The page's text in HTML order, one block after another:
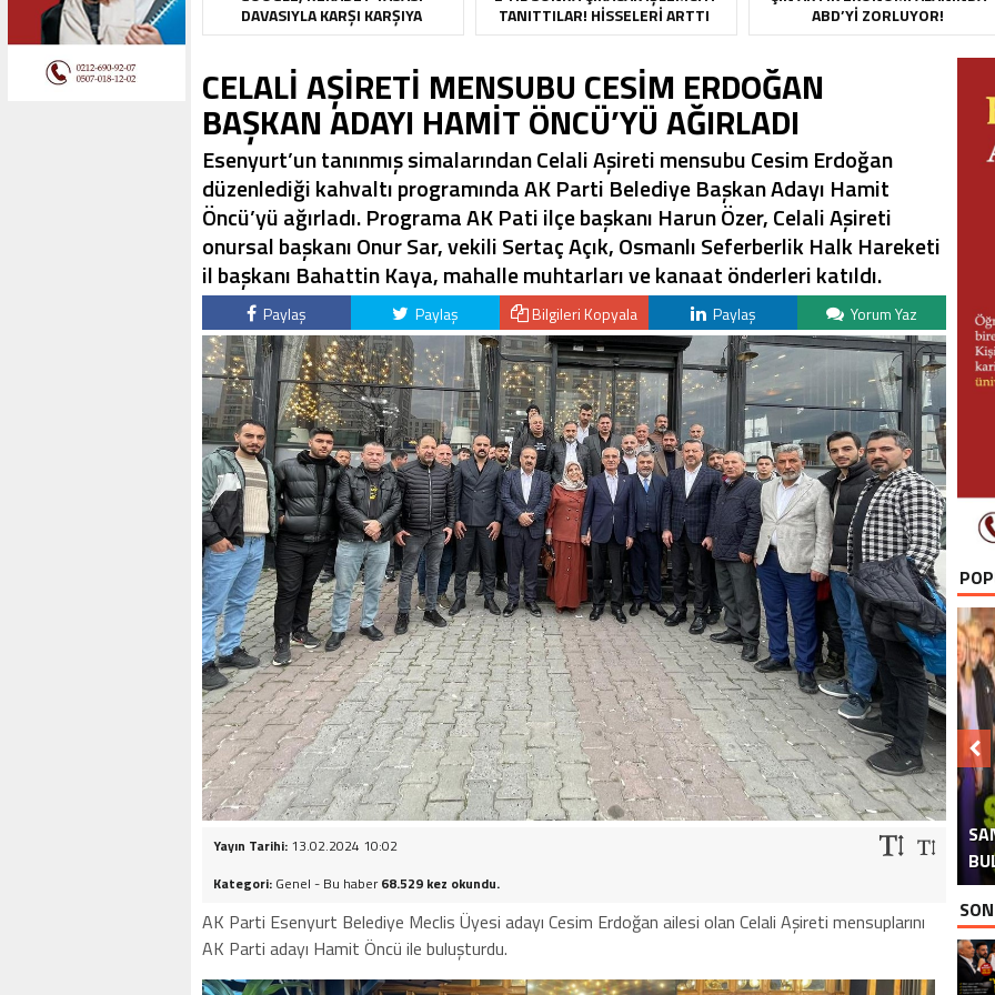
DAVASIYLA KARŞI KARŞIYA
TANITTILAR! HISSELERI ARTTI
ABD’YI ZORLUYOR!
CELALİ AŞİRETİ MENSUBU CESİM ERDOĞAN
BAŞKAN ADAYI HAMİT ÖNCÜ’YÜ AĞIRLADI
Esenyurt’un tanınmış simalarından Celali Aşireti mensubu Cesim Erdoğan
düzenlediği kahvaltı programında AK Parti Belediye Başkan Adayı Hamit
Öncü’yü ağırladı. Programa AK Pati ilçe başkanı Harun Özer, Celali Aşireti
onursal başkanı Onur Sar, vekili Sertaç Açık, Osmanlı Seferberlik Halk Hareketi
il başkanı Bahattin Kaya, mahalle muhtarları ve kanaat önderleri katıldı.
Paylaş Paylaş Bilgileri Kopyala Paylaş Yorum Yaz
Yayın Tarihi: 13.02.2024 10:02
Kategori: Genel - Bu haber68.529 kez okundu.
AK Parti Esenyurt Belediye Meclis Üyesi adayı Cesim Erdoğan ailesi olan Celali Aşireti mensuplarını
AK Parti adayı Hamit Öncü ile buluşturdu.